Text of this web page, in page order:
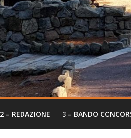
2 – REDAZIONE 3 – BANDO